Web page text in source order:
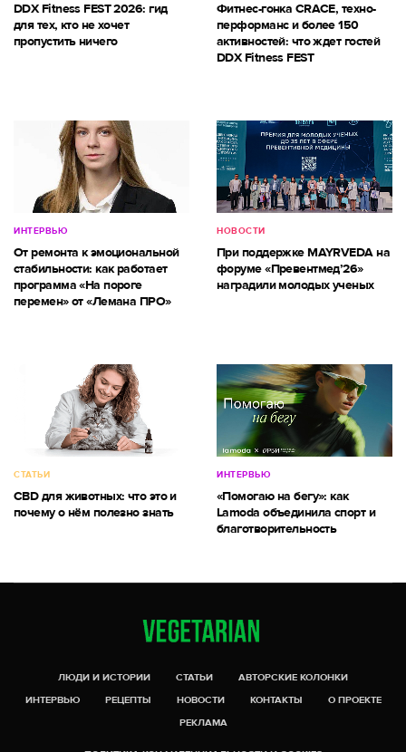
DDX Fitness FEST 2026: гид
для тех, кто не хочет
пропустить ничего
Фитнес-гонка CRACE, техно-
перформанс и более 150
активностей: что ждет гостей
DDX Fitness FEST
ИНТЕРВЬЮ
От ремонта к эмоциональной
стабильности: как работает
программа «На пороге
перемен» от «Лемана ПРО»
НОВОСТИ
При поддержке MAYRVEDA на
форуме «Превентмед’26»
наградили молодых ученых
СТАТЬИ
CBD для животных: что это и
почему о нём полезно знать
ИНТЕРВЬЮ
«Помогаю на бегу»: как
Lamoda объединила спорт и
благотворительность
ЛЮДИ И ИСТОРИИ СТАТЬИ
АВТОРСКИЕ КОЛОНКИ
ИНТЕРВЬЮ
РЕЦЕПТЫ НОВОСТИ КОНТАКТЫ
О ПРОЕКТЕ
РЕКЛАМА